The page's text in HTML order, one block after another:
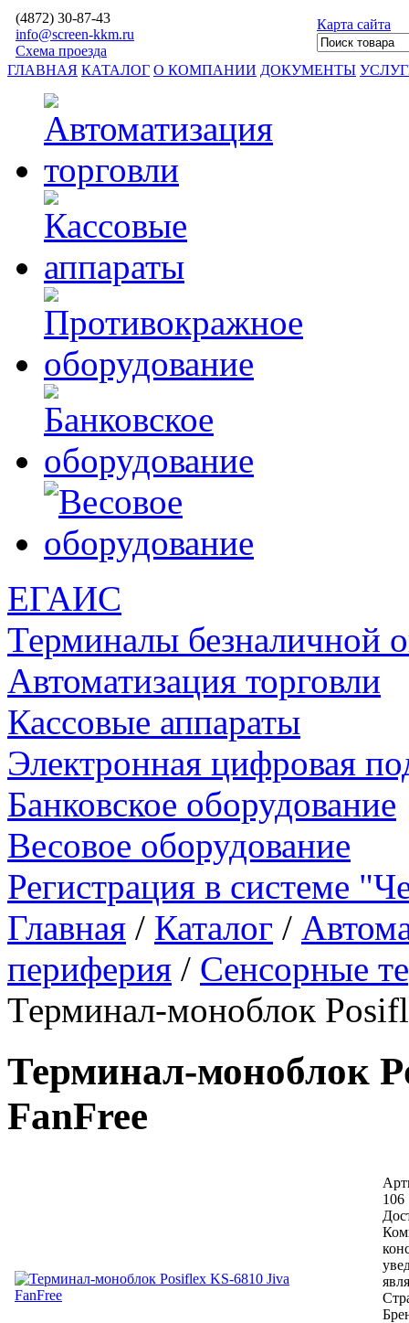
(4872) 30-87-43
info@screen-kkm.ru
Схема проезда
Карта сайта
ГЛАВНАЯ КАТАЛОГ О КОМПАНИИ ДОКУМЕНТЫ
ЕГАИС
Терминалы безналичной
Автоматизация торговли
Кассовые аппараты
Электронная цифровая
Банковское оборудование
Весовое оборудование
Регистрация в системе
Главная / Каталог /
периферия / Сенсорные
Терминал-моноблок
Терминал-моноблок
FanFree
106